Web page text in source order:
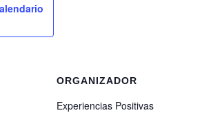
ORGANIZADOR
Experiencias Positivas